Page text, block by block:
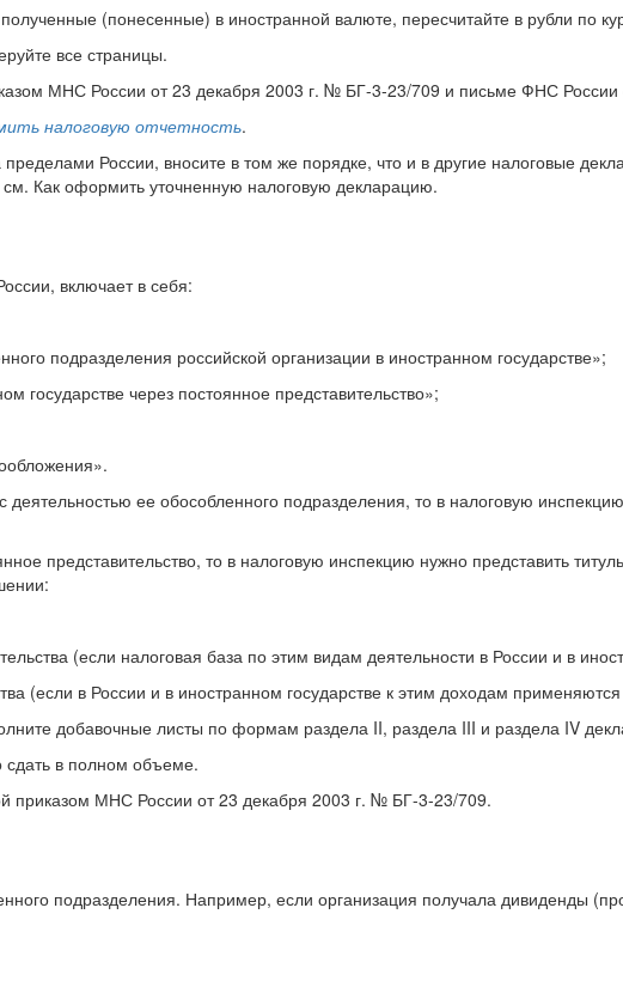
(понесенные) в иностранной валюте, пересчитайте в рубли по
все страницы.
МНС России от 23 декабря 2003 г. № БГ-3-23/709 и письме ФНС
налоговую отчетность.
России, вносите в том же порядке, что и в другие налоговые
Как оформить уточненную налоговую декларацию.
включает в себя:
подразделения российской организации в иностранном государстве»;
государстве через постоянное представительство»;
ее обособленного подразделения, то в налоговую
представительство, то в налоговую инспекцию нужно представить
(если налоговая база по этим видам деятельности в России и в
(если в России и в иностранном государстве к этим доходам
добавочные листы по формам раздела II, раздела III и раздела IV
сдать в полном объеме.
приказом МНС России от 23 декабря 2003 г. № БГ-3-23/709.
подразделения. Например, если организация получала дивиденды